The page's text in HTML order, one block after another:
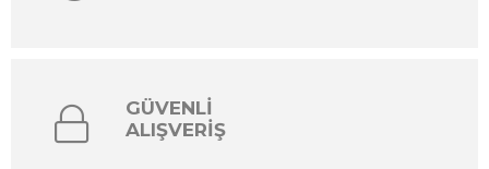
GÜVENLİ
ALIŞVERİŞ